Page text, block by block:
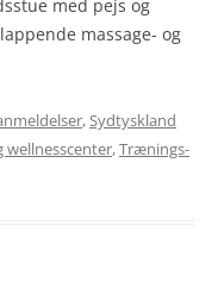
med pejs og
massage- og
,Sydtyskland
wellnesscenter,Trænings-